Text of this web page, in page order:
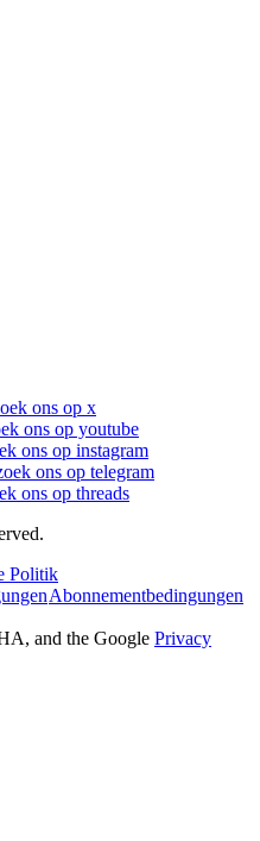
ons op x
ons op youtube
ons op instagram
ons op telegram
ons op threads
Politik
Abonnementbedingungen
and the Google Privacy